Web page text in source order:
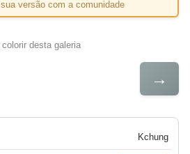
versão com a comunidade
desta galeria
→
Kchung